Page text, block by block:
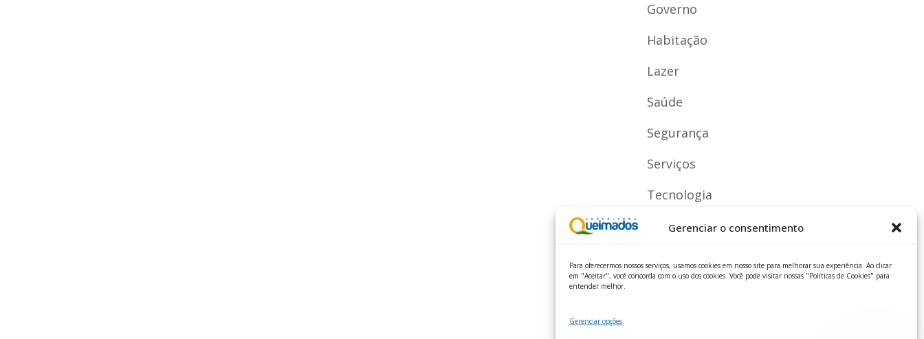
Gerenciar o consentimento
Para oferecermos nossos serviços, usamos cookies em nosso site para melhorar sua experiência. Ao clicar
em "Aceitar", você concorda com o uso dos cookies. Você pode visitar nossas "Políticas de Cookies" para
entender melhor.
Gerenciar opções
Governo
Habitação
Lazer
Saúde
Segurança
Serviços
Tecnologia